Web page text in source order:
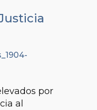
por
al